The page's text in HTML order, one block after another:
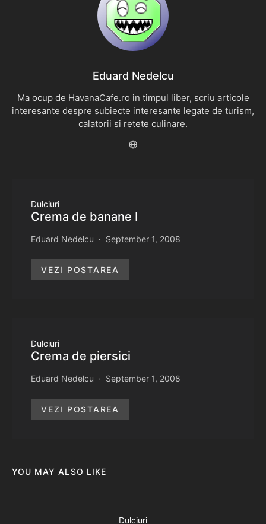
Eduard Nedelcu
Ma ocup de HavanaCafe.ro in timpul liber, scriu articole
interesante despre subiecte interesante legate de turism,
calatorii si retete culinare.
Dulciuri
Crema de banane I
Eduard Nedelcu September 1, 2008
VEZI POSTAREA
Dulciuri
Crema de piersici
Eduard Nedelcu September 1, 2008
VEZI POSTAREA
YOU MAY ALSO LIKE
Dulciuri